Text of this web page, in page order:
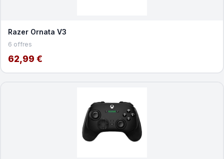
Razer Ornata V3
6 offres
62,99 €